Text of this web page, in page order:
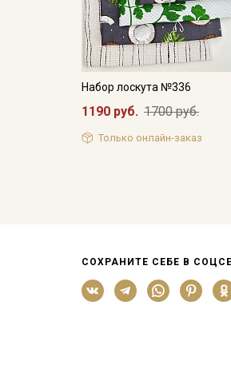
Набор лоскута №336
1190 руб. 1700 руб.
Только онлайн-заказ
СОХРАНИТЕ СЕБЕ В